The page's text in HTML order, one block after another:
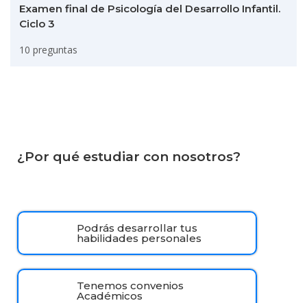
Examen final de Psicología del Desarrollo Infantil.
Ciclo 3
10 preguntas
¿Por qué estudiar con nosotros?
Podrás desarrollar tus
habilidades personales
Tenemos convenios
Académicos